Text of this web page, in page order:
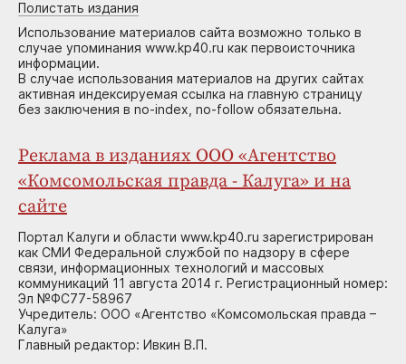
Полистать издания
Использование материалов сайта возможно только в
случае упоминания www.kp40.ru как первоисточника
информации.
В случае использования материалов на других сайтах
активная индексируемая ссылка на главную страницу
без заключения в no-index, no-follow обязательна.
Реклама в изданиях ООО «Агентство
«Комсомольская правда - Калуга» и на
сайте
Портал Калуги и области www.kp40.ru зарегистрирован
как СМИ Федеральной службой по надзору в сфере
связи, информационных технологий и массовых
коммуникаций 11 августа 2014 г. Регистрационный номер:
Эл №ФС77-58967
Учредитель: ООО «Агентство «Комсомольская правда –
Калуга»
Главный редактор: Ивкин В.П.